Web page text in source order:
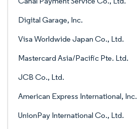
Digital Garage, Inc.
Visa Worldwide Japan Co., Ltd.
Mastercard Asia/Pacific Pte. Ltd.
JCB Co., Ltd.
American Express International, Inc.
UnionPay International Co., Ltd.